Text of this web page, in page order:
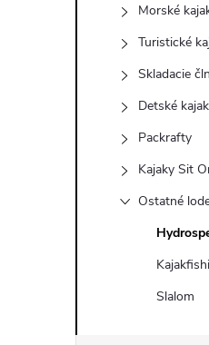
Morské
Turistické
Skladacie
Detské
Packrafty
Kajaky Sit
Ostatné
Slalom